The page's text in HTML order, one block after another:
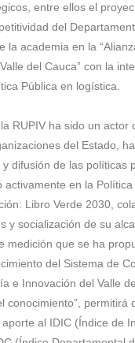
entre ellos el
del
la academia en la
del Cauca” con la
Pública en logística.
RUPIV ha sido un actor
del Estado,
difusión de las políticas
activamente en la
Libro Verde 2030,
y socialización de su
medición que se ha
del Sistema de
e Innovación del Valle
conocimiento”, permitirá
al IDIC (Índice de